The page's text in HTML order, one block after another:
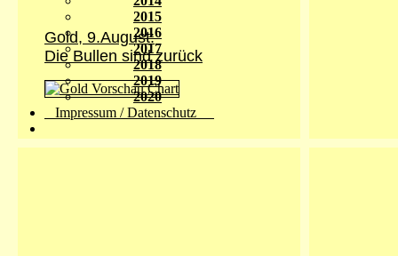
2015
2016
2017
2018
2019
2020
Impressum / Datenschutz
Gold, 9.August:
Die Bullen sind zurück